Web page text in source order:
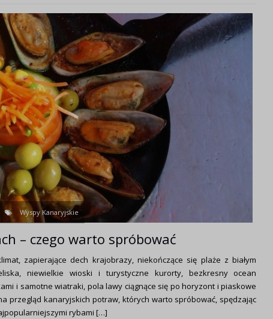
Wyspy Kanaryjskie
– czego warto spróbować
zapierające dech krajobrazy, niekończące się plaże z białym
niewielkie wioski i turystyczne kurorty, bezkresny ocean
i samotne wiatraki, pola lawy ciągnące się po horyzont i piaskowe
przegląd kanaryjskich potraw, których warto spróbować, spędzając
rybami […]